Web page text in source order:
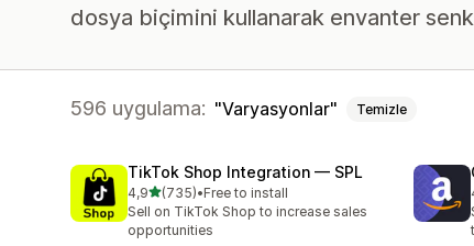
dosya biçimini kullanarak envanter
596 uygulama: Varyasyonlar Temizle
TikTok Shop Integration — SPL
4,95 yıldız üzerinden
(735)
toplam 735 değerlendirme
•Free to install
Sell on TikTok Shop to increase sales
opportunities